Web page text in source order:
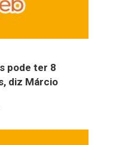
pode ter 8
diz Márcio